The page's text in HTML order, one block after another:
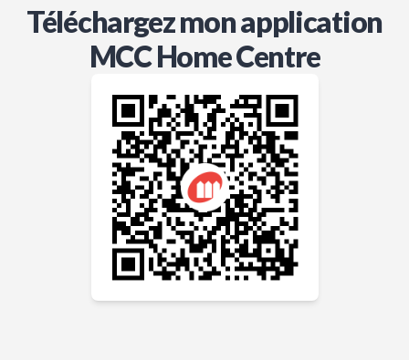
Téléchargez mon application
MCC Home Centre